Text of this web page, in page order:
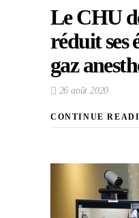
Le CHU
réduit ses
gaz
26 août 2020
CONTINUE